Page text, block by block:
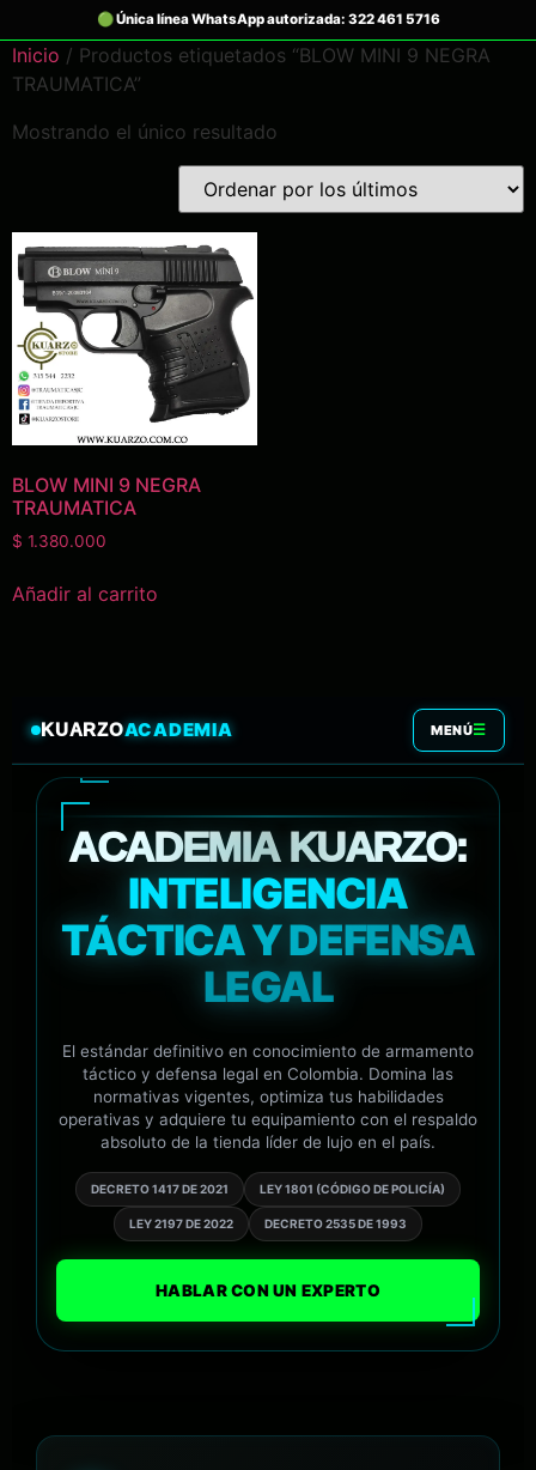
Inicio / Productos etiquetados “BLOW MINI 9 NEGRA
TRAUMATICA”
Mostrando el único resultado
BLOW MINI 9 NEGRA
TRAUMATICA
$ 1.380.000
Añadir al carrito
KUARZOACADEMIA MENÚ☰
ACADEMIA KUARZO:
INTELIGENCIA
TÁCTICA Y DEFENSA
LEGAL
El estándar definitivo en conocimiento de armamento
táctico y defensa legal en Colombia. Domina las
normativas vigentes, optimiza tus habilidades
operativas y adquiere tu equipamiento con el respaldo
absoluto de la tienda líder de lujo en el país.
DECRETO 1417 DE 2021 LEY 1801 (CÓDIGO DE POLICÍA)
LEY 2197 DE 2022 DECRETO 2535 DE 1993
HABLAR CON UN EXPERTO